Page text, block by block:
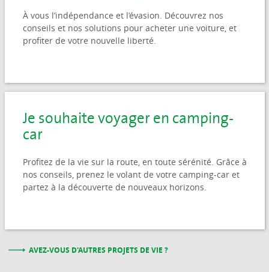
À vous l’indépendance et l’évasion. Découvrez nos
conseils et nos solutions pour acheter une voiture, et
profiter de votre nouvelle liberté.
Je souhaite voyager en camping-
car
Profitez de la vie sur la route, en toute sérénité. Grâce à
nos conseils, prenez le volant de votre camping-car et
partez à la découverte de nouveaux horizons.
AVEZ-VOUS D'AUTRES PROJETS DE VIE ?